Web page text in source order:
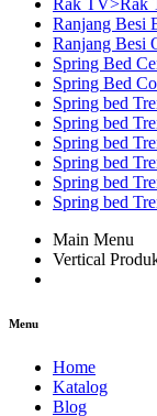
Rak TV>Rak
Ranjang Besi
Ranjang Besi
Spring Bed
Spring Bed
Spring bed
Spring bed
Spring bed
Spring bed
Spring bed
Spring bed
Main Menu
Vertical
Menu
Home
Katalog
Blog